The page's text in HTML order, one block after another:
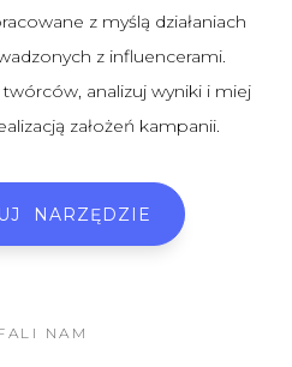
z myślą działaniach
z influencerami.
analizuj wyniki i miej
założeń kampanii.
NARZĘDZIE
NAM